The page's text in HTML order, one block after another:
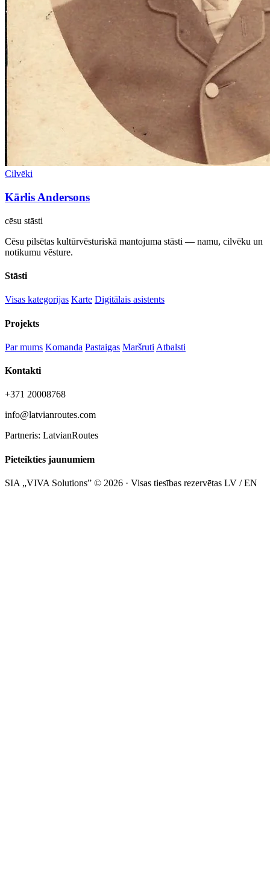
Cilvēki
Kārlis Andersons
cēsu stāsti
Cēsu pilsētas kultūrvēsturiskā mantojuma stāsti — namu, cilvēku un
notikumu vēsture.
Stāsti
Visas kategorijas Karte Digitālais asistents
Projekts
Par mums Komanda Pastaigas Maršruti Atbalsti
Kontakti
+371 20008768
info@latvianroutes.com
Partneris: LatvianRoutes
Pieteikties jaunumiem
SIA „VIVA Solutions” © 2026 · Visas tiesības rezervētas LV / EN